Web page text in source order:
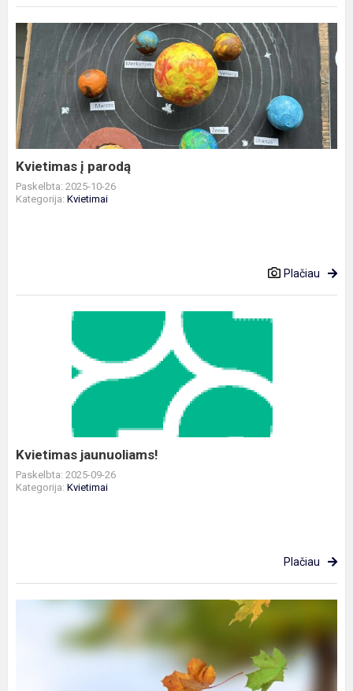
Kvietimas
parodą
Kvietimas į parodą
Paskelbta: 2025-10-26
Kategorija: Kvietimai
Plačiau
jaunuoliams!
Kvietimas jaunuoliams!
Paskelbta: 2025-09-26
Kategorija: Kvietimai
Plačiau
Sveiki